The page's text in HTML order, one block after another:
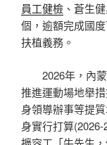
員工健檢 、蒼生
個，逾額完成國
扶植義務。
2026年，內
推進運動場地舉
身領導辦事等提
身實行打算